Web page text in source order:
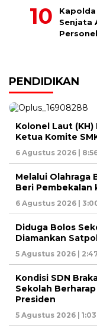
Senjata
PENDIDIKAN
Kolonel Laut (KH)
Ketua Komite
6 Agustus 2026 |
Melalui Olahraga
Beri Pembekalan
6 Agustus 2026 |
Diduga Bolos
Diamankan
5 Agustus 2026 |
Kondisi SDN
Sekolah
Presiden
5 Agustus 2026 |